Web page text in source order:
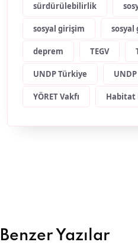
sürdürülebilirlik
sosyal girişim
deprem TEGV
UNDP Türkiye UNDP
YÖRET Vakfı Habitat
Benzer Yazılar